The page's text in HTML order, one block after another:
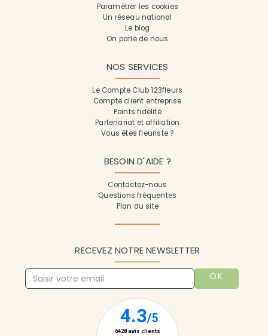
Paramétrer les cookies
Un réseau national
Le blog
On parle de nous
NOS SERVICES
Le Compte Club 123fleurs
Compte client entreprise
Points fidélité
Partenariat et affiliation
Vous êtes fleuriste ?
BESOIN D'AIDE ?
Contactez-nous
Questions fréquentes
Plan du site
RECEVEZ NOTRE NEWSLETTER
OK